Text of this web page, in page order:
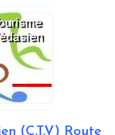
(C.T.V) Route